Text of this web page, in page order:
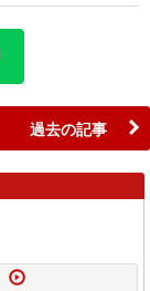
過去の記事